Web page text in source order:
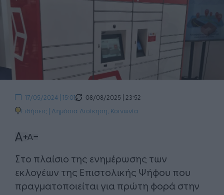
17/05/2024 | 15:01
08/08/2025 | 23:52
Ειδήσεις | Δημόσια Διοίκηση Κοινωνία
Στο πλαίσιο της ενημέρωσης των
εκλογέων της Επιστολικής Ψήφου που
πραγματοποιείται για πρώτη φορά στην